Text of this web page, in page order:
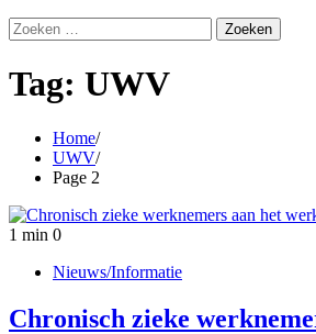
Zoeken
naar:
Tag: UWV
Home
UWV
Page 2
1 min 0
Nieuws/Informatie
Chronisch zieke